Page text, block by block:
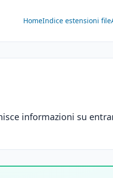
HomeIndice estensioni file
informazioni su